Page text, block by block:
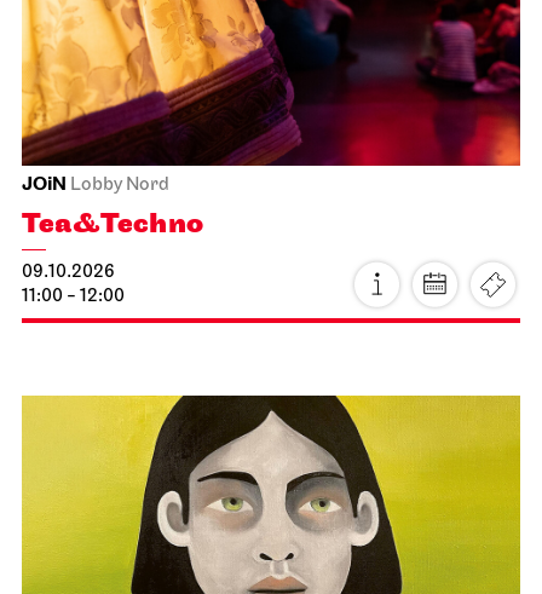
Staatsoper StuttgartOpera House, Upper Foyer (I. Rang)
Macbeth von Mzensk
11:00 - 12:30